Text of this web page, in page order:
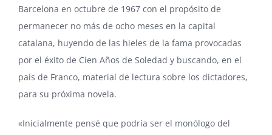
Barcelona en octubre de 1967 con el propósito de
permanecer no más de ocho meses en la capital
catalana, huyendo de las hieles de la fama provocadas
por el éxito de Cien Años de Soledad y buscando, en el
país de Franco, material de lectura sobre los dictadores,
para su próxima novela.
«Inicialmente pensé que podría ser el monólogo del